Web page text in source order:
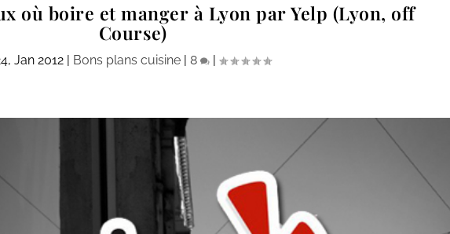
où boire et manger à Lyon par Yelp (Lyon, off
Course)
Jan 2012| Bons plans cuisine| 8 |